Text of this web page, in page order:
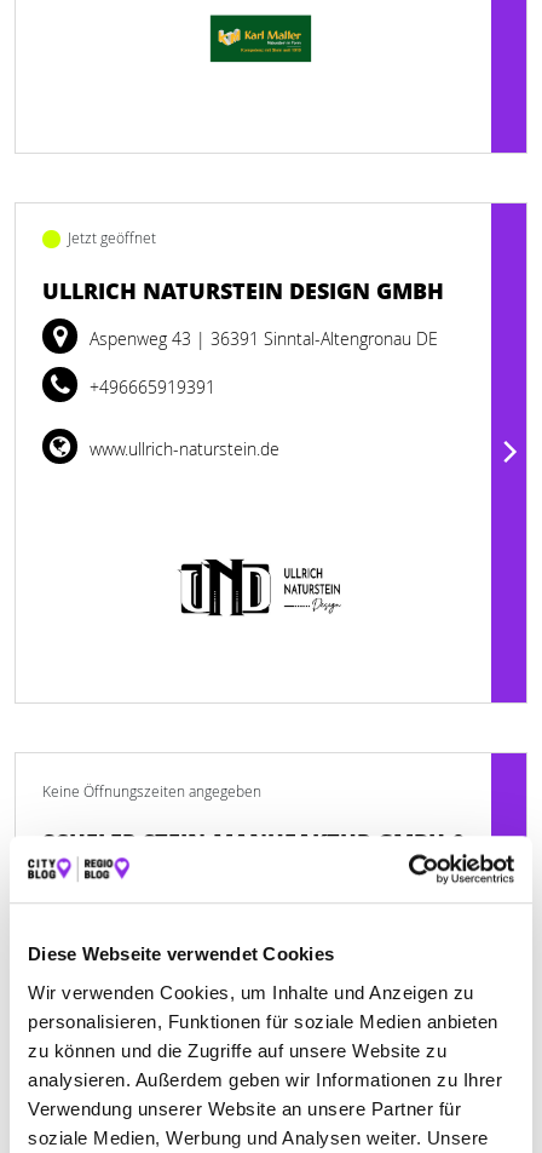
Diese Webseite verwendet Cookies
Wir verwenden Cookies, um Inhalte und Anzeigen zu
personalisieren, Funktionen für soziale Medien anbieten
zu können und die Zugriffe auf unsere Website zu
analysieren. Außerdem geben wir Informationen zu Ihrer
Verwendung unserer Website an unsere Partner für
soziale Medien, Werbung und Analysen weiter. Unsere
Jetzt geöffnet
ULLRICH NATURSTEIN DESIGN GMBH
Aspenweg 43 | 36391 Sinntal-Altengronau DE
+496665919391
www.ullrich-naturstein.de
Keine Öffnungszeiten angegeben
SCHELER STEIN-MANUFAKTUR GMBH &
CO. KG
www.scheler-steinmanufaktur.de